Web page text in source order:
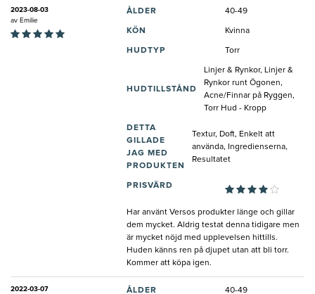
2023-08-03
av Emilie
ÅLDER 40-49
KÖN Kvinna
HUDTYP Torr
HUDTILLSTÅND
Linjer & Rynkor, Linjer &
Rynkor runt Ögonen,
Acne/Finnar på Ryggen,
Torr Hud - Kropp
DETTA
GILLADE
JAG MED
PRODUKTEN
Textur, Doft, Enkelt att
använda, Ingredienserna,
Resultatet
PRISVÄRD
Har använt Versos produkter länge och gillar
dem mycket. Aldrig testat denna tidigare men
är mycket nöjd med upplevelsen hittills.
Huden känns ren på djupet utan att bli torr.
Kommer att köpa igen.
2022-03-07
ÅLDER 40-49